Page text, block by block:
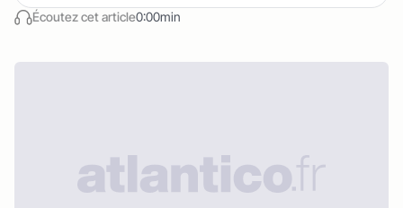
Écoutez cet article0:00min